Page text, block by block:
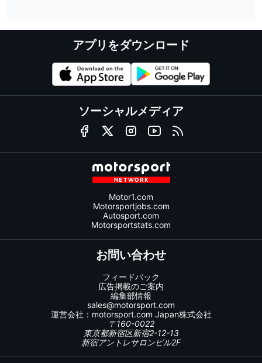
アプリをダウンロード
ソーシャルメディア
Motor1.com
Motorsportjobs.com
Autosport.com
Motorsportstats.com
お問い合わせ
フィードバック
広告掲載のご案内
編集部情報
sales@motorsport.com
運営会社： motorsport.com Japan株式会社
〒160-0022
東京都新宿区新宿2-12-13
新宿アントレサロンビル2F